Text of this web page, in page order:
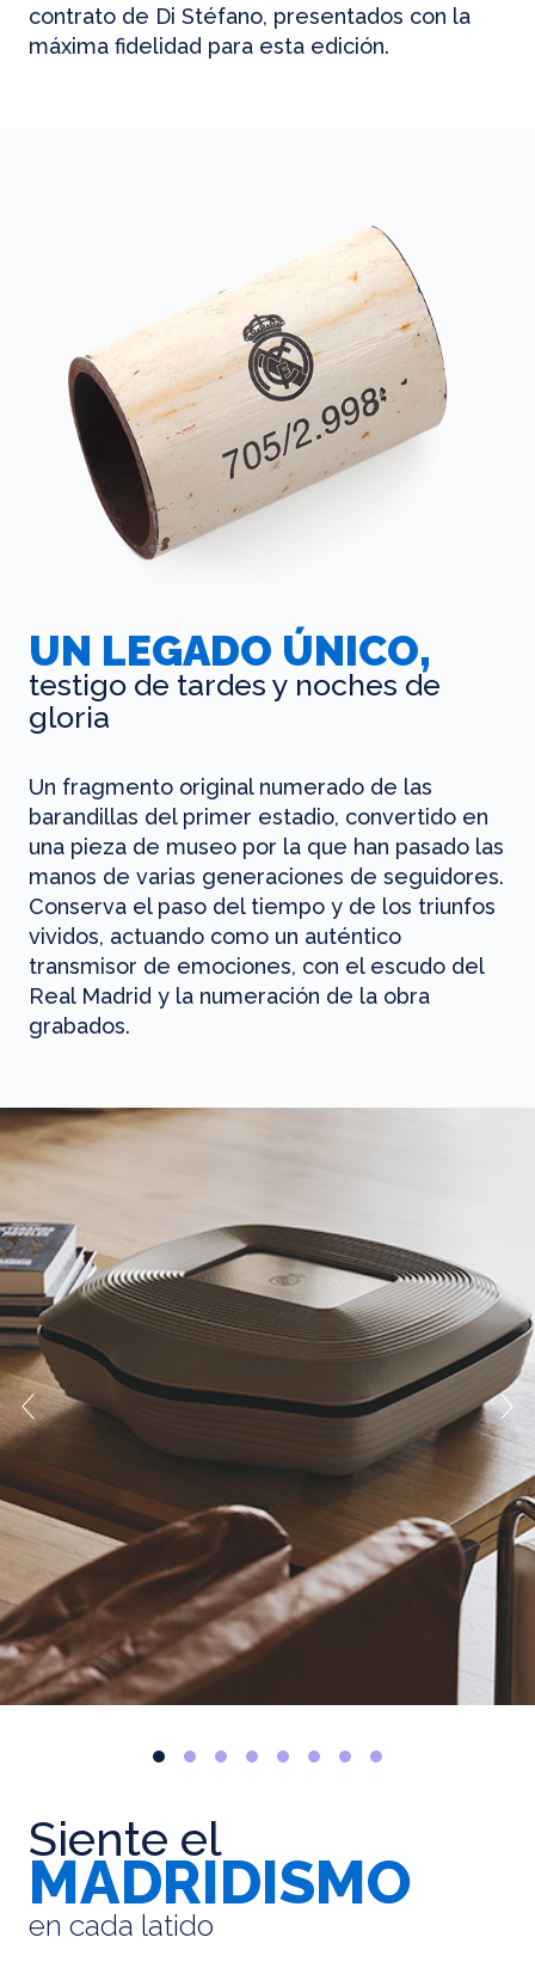
contrato de Di Stéfano, presentados con la
máxima fidelidad para esta edición.
UN LEGADO ÚNICO,
testigo de tardes y noches de
gloria
Un fragmento original numerado de las
barandillas del primer estadio, convertido en
una pieza de museo por la que han pasado las
manos de varias generaciones de seguidores.
Conserva el paso del tiempo y de los triunfos
vividos, actuando como un auténtico
transmisor de emociones, con el escudo del
Real Madrid y la numeración de la obra
grabados.
Siente el
MADRIDISMO
en cada latido